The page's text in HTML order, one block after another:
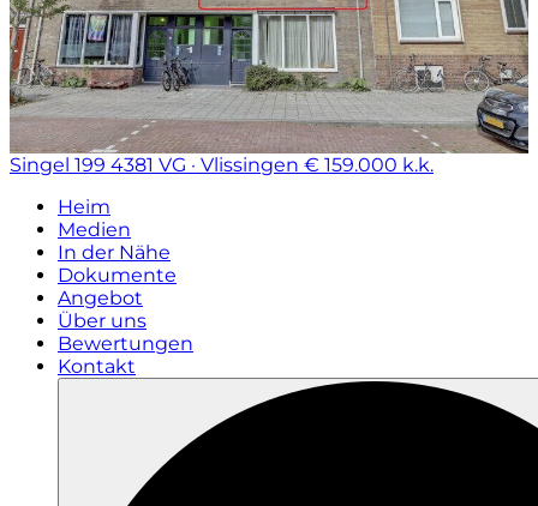
Singel 199 4381 VG · Vlissingen € 159.000 k.k.
Heim
Medien
In der Nähe
Dokumente
Angebot
Über uns
Bewertungen
Kontakt